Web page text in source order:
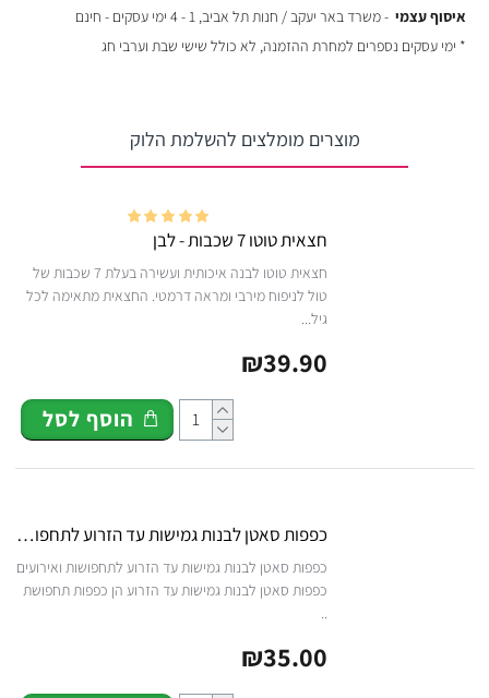
איסוף עצמי - משרד באר יעקב / חנות תל אביב, 1 - 4 ימי עסקים - חינם
* ימי עסקים נספרים למחרת ההזמנה, לא כולל שישי שבת וערבי חג
מוצרים מומלצים להשלמת הלוק
חצאית טוטו 7 שכבות - לבן
חצאית טוטו לבנה איכותית ועשירה בעלת 7 שכבות של
טול לניפוח מירבי ומראה דרמטי. החצאית מתאימה לכל
גיל...
₪39.90
הוסף לסל
כפפות סאטן לבנות גמישות עד הזרוע לתחפושת
כפפות סאטן לבנות גמישות עד הזרוע לתחפושות ואירועים
כפפות סאטן לבנות גמישות עד הזרוע הן כפפות תחפושת
₪35.00